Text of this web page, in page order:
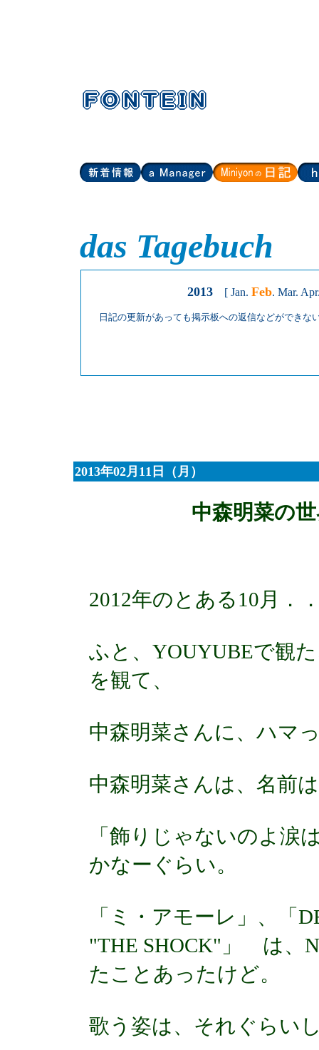
das Tagebuch
2013[ Jan. Feb. Mar. Apr
日記の更新があっても掲示板への返信などができ
2013年02月11日（月）
中森明菜の
2012年のとある10月．
ふと、YOUYUBEで観
を観て、
中森明菜さんに、ハマ
中森明菜さんは、名前
「飾りじゃないのよ
かなーぐらい。
「ミ・アモーレ」、「
"THE SHOCK"」 は、
たことあったけど。
歌う姿は、それぐらい